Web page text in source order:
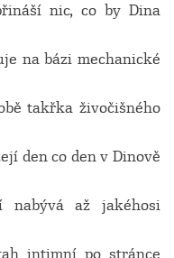
nic, co by Dina
na bázi mechanické
takřka živočišného
den co den v Dinově
nabývá až jakéhosi
intimní po stránce